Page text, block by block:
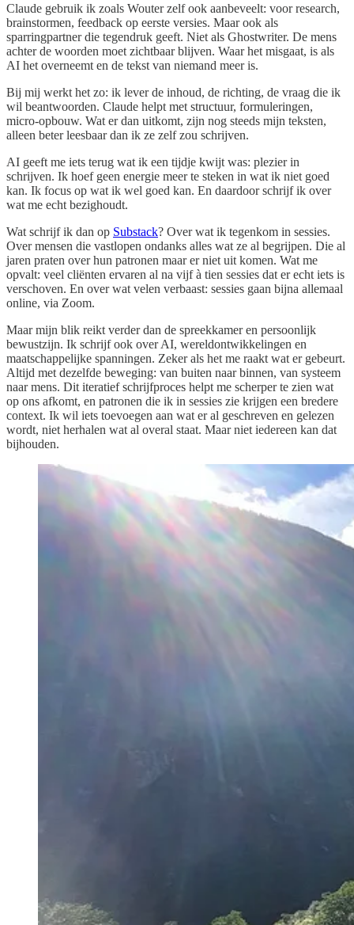
Claude gebruik ik zoals Wouter zelf ook aanbeveelt: voor research,
brainstormen, feedback op eerste versies. Maar ook als
sparringpartner die tegendruk geeft. Niet als Ghostwriter. De mens
achter de woorden moet zichtbaar blijven. Waar het misgaat, is als
AI het overneemt en de tekst van niemand meer is.
Bij mij werkt het zo: ik lever de inhoud, de richting, de vraag die ik
wil beantwoorden. Claude helpt met structuur, formuleringen,
micro-opbouw. Wat er dan uitkomt, zijn nog steeds mijn teksten,
alleen beter leesbaar dan ik ze zelf zou schrijven.
AI geeft me iets terug wat ik een tijdje kwijt was: plezier in
schrijven. Ik hoef geen energie meer te steken in wat ik niet goed
kan. Ik focus op wat ik wel goed kan. En daardoor schrijf ik over
wat me echt bezighoudt.
Wat schrijf ik dan op Substack? Over wat ik tegenkom in sessies.
Over mensen die vastlopen ondanks alles wat ze al begrijpen. Die al
jaren praten over hun patronen maar er niet uit komen. Wat me
opvalt: veel cliënten ervaren al na vijf à tien sessies dat er echt iets is
verschoven. En over wat velen verbaast: sessies gaan bijna allemaal
online, via Zoom.
Maar mijn blik reikt verder dan de spreekkamer en persoonlijk
bewustzijn. Ik schrijf ook over AI, wereldontwikkelingen en
maatschappelijke spanningen. Zeker als het me raakt wat er gebeurt.
Altijd met dezelfde beweging: van buiten naar binnen, van systeem
naar mens. Dit iteratief schrijfproces helpt me scherper te zien wat
op ons afkomt, en patronen die ik in sessies zie krijgen een bredere
context. Ik wil iets toevoegen aan wat er al geschreven en gelezen
wordt, niet herhalen wat al overal staat. Maar niet iedereen kan dat
bijhouden.